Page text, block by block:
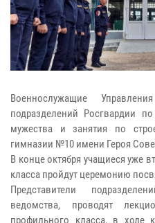
Военнослужащие
подразделений Росгвардии
мужества и занятия по
гимназии №10 имени Героя
В конце октября учащиеся уже
класса пройдут церемонию
Представители
ведомства, проводят
профильного класса, в ходе